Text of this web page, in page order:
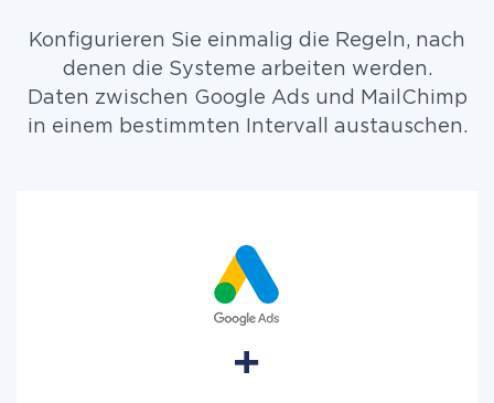
Konfigurieren Sie einmalig die Regeln, nach
denen die Systeme arbeiten werden.
Daten zwischen Google Ads und MailChimp
in einem bestimmten Intervall austauschen.